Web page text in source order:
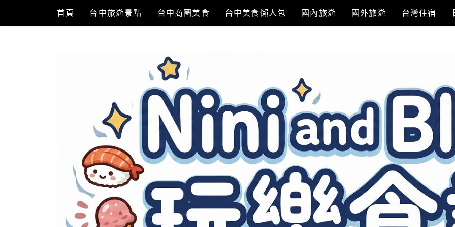
content
首頁 台中旅遊景點 台中商圈美食 台中美食懶人包 國內旅遊 國外旅遊 台灣住宿